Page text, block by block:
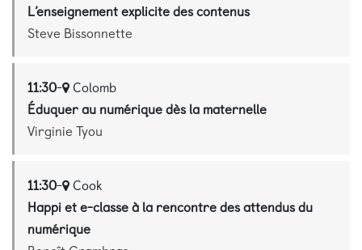
L’enseignement explicite des contenus
Steve Bissonnette
11:30- Colomb
Éduquer au numérique dès la maternelle
Virginie Tyou
11:30- Cook
Happi et e-classe à la rencontre des attendus du
numérique